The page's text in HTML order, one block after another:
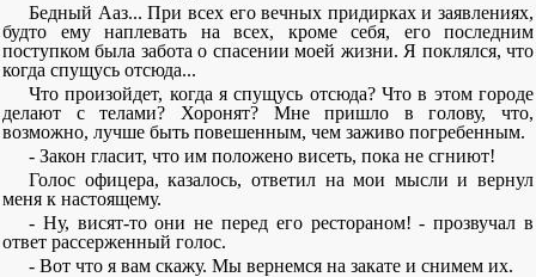
Бедный Ааз... При всех его вечных придирках и заявлениях,
будто ему наплевать на всех, кроме себя, его последним
поступком была забота о спасении моей жизни. Я поклялся, что
когда спущусь отсюда...
Что произойдет, когда я спущусь отсюда? Что в этом городе
делают с телами? Хоронят? Мне пришло в голову, что,
возможно, лучше быть повешенным, чем заживо погребенным.
- Закон гласит, что им положено висеть, пока не сгниют!
Голос офицера, казалось, ответил на мои мысли и вернул
меня к настоящему.
- Ну, висят-то они не перед его рестораном! - прозвучал в
ответ рассерженный голос.
- Вот что я вам скажу. Мы вернемся на закате и снимем их.